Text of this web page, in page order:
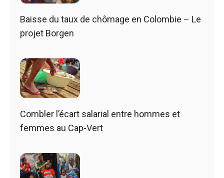
Baisse du taux de chômage en Colombie – Le
projet Borgen
Combler l’écart salarial entre hommes et
femmes au Cap-Vert